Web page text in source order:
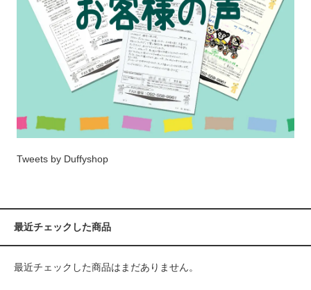
Tweets by Duffyshop
最近チェックした商品
最近チェックした商品はまだありません。